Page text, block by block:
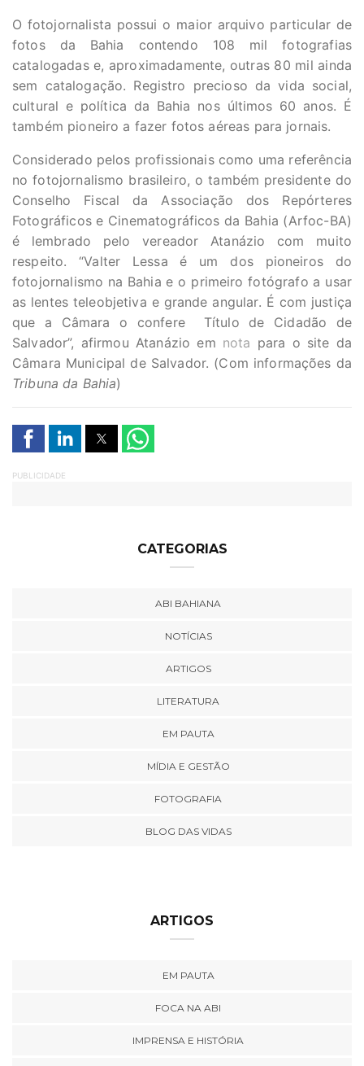
O fotojornalista possui o maior arquivo particular de
fotos da Bahia contendo 108 mil fotografias
catalogadas e, aproximadamente, outras 80 mil ainda
sem catalogação. Registro precioso da vida social,
cultural e política da Bahia nos últimos 60 anos. É
também pioneiro a fazer fotos aéreas para jornais.
Considerado pelos profissionais como uma referência
no fotojornalismo brasileiro, o também presidente do
Conselho Fiscal da Associação dos Repórteres
Fotográficos e Cinematográficos da Bahia (Arfoc-BA)
é lembrado pelo vereador Atanázio com muito
respeito. “Valter Lessa é um dos pioneiros do
fotojornalismo na Bahia e o primeiro fotógrafo a usar
as lentes teleobjetiva e grande angular. É com justiça
que a Câmara o confere Título de Cidadão de
Salvador”, afirmou Atanázio em nota para o site da
Câmara Municipal de Salvador. (Com informações da
Tribuna da Bahia)
PUBLICIDADE
CATEGORIAS
ABI BAHIANA
NOTÍCIAS
ARTIGOS
LITERATURA
EM PAUTA
MÍDIA E GESTÃO
FOTOGRAFIA
BLOG DAS VIDAS
ARTIGOS
EM PAUTA
FOCA NA ABI
IMPRENSA E HISTÓRIA